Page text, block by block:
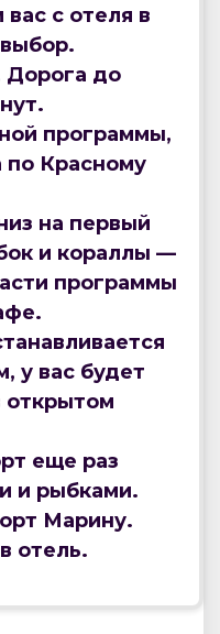
с отеля в
Дорога до
программы,
по Красному
на первый
и кораллы —
программы
у вас будет
открытом
еще раз
и рыбками.
Марину.
отель.